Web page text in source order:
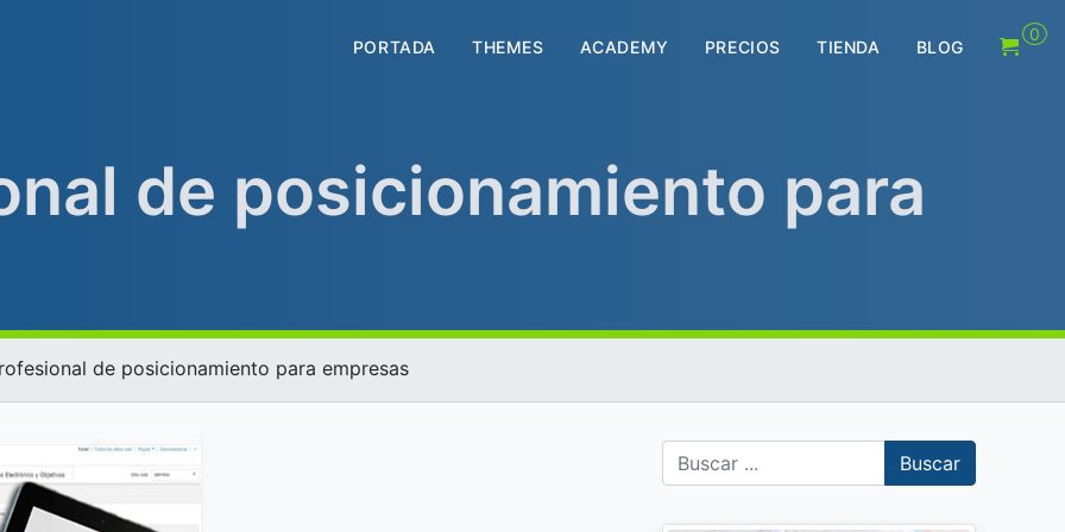
PORTADA THEMES ACADEMY PRECIOS TIENDA BLOG
0
de posicionamiento para
de posicionamiento para empresas
Buscar